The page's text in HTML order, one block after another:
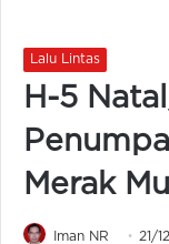
Lalu Lintas
H-5
Merak
Iman NR 21/